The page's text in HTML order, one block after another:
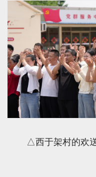
△西于架村的欢